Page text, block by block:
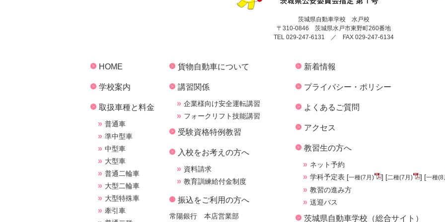
茨城県自動車学校 水戸校
〒310-0846 茨城県水戸市東野町260番地
TEL 029-247-6131 ／ FAX 029-247-6134
HOME
学校案内
取扱車種と料金
普通車
準中型車
中型車
大型車
普通二輪車
大型二輪車
大型特殊車
牽引車
貨物自動車について
講習関係
企業様向け安全運転講習
フォークリフト技能講習
受験資格特例教習
入校をお考えの方へ
資料請求
教育訓練給付金制度
振込をご利用の方へ
常陽銀行 本店営業部
新着情報
プライバシー・ポリシー
よくあるご質問
アクセス
教習生の方へ
ネット予約
学科予定表 [一種(7月) ] [二種(7月) ] [一種(8
教習の進み方
送迎バス
茨城県自動車学校（総合サイト）